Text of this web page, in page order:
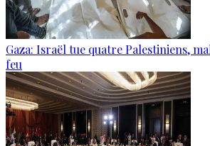
Gaza: Israël tue quatre Palestiniens,
feu